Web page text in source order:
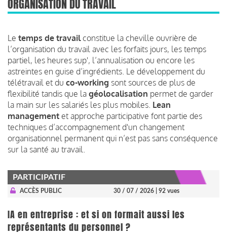
ORGANISATION DU TRAVAIL
Le temps de travailconstitue la cheville ouvrière de
l’organisation du travail avec les forfaits jours, les temps
partiel, les heures sup', l’annualisation ou encore les
astreintes en guise d’ingrédients. Le développement du
télétravail et du co-working sont sources de plus de
flexibilité tandis que la géolocalisation permet de garder
la main sur les salariés les plus mobiles. Lean
management et approche participative font partie des
techniques d’accompagnement d'un changement
organisationnel permanent qui n’est pas sans conséquence
sur la santé au travail.
PARTICIPATIF
ACCÈS PUBLIC 30 / 07 / 2026 | 92 vues
IA en entreprise : et si on formait aussi les
représentants du personnel ?